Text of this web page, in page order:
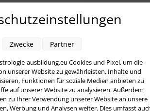
gemacht. Was für eine
und wie sie die Dinge auf
ausbildung.eu Cookies und Pixel, um die
unserer Website zu gewährleisten, Inhalte und
Funktionen für soziale Medien anbieten zu
auf unserer Website zu analysieren. Außerdem
zu Ihrer Verwendung unserer Website an unsere
Werbung und Analysen weiter. Dies umfasst
Zwecke Partner